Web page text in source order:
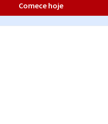
Comece hoje